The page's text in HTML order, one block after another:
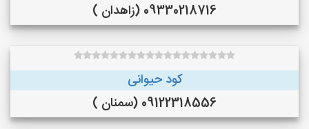
09330218716 (زاهدان )
کود حیوانی
09122318556 (سمنان )